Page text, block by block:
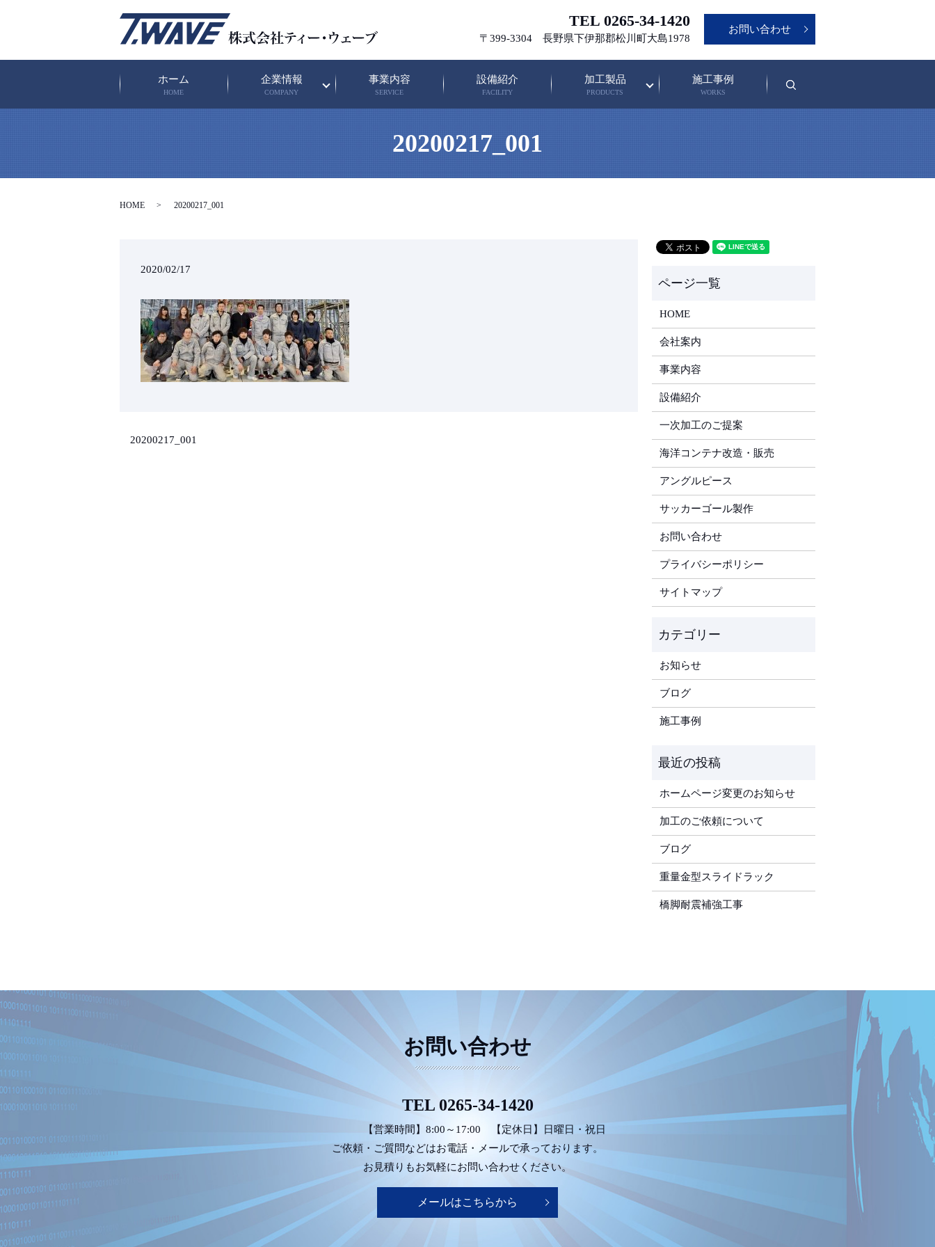
TEL 0265-34-1420
〒399-3304 長野県下伊那郡松川町大島1978
ホーム
HOME
企業情報
COMPANY
事業内容
SERVICE
設備紹介
FACILITY
加工製品
PRODUCTS
施工事例
WORKS
お問い合わせ
20200217_001
HOME 20200217_001
2020/02/17
20200217_001
HOME
会社案内
事業内容
設備紹介
一次加工のご提案
海洋コンテナ改造・販売
アングルピース
サッカーゴール製作
お問い合わせ
プライバシーポリシー
サイトマップ
お知らせ
ブログ
施工事例
ホームページ変更のお知らせ
加工のご依頼について
ブログ
重量金型スライドラック
橋脚耐震補強工事
お問い合わせ
TEL 0265-34-1420
【営業時間】8:00～17:00
【定休日】日曜日・祝日
ご依頼・ご質問などはお電話・メールで承っております。
お見積りもお気軽にお問い合わせください。
メールはこちらから